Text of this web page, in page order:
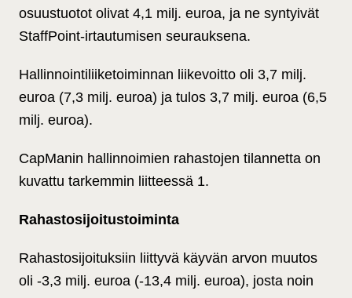
osuustuotot olivat 4,1 milj. euroa, ja ne syntyivät
StaffPoint-irtautumisen seurauksena.
Hallinnointiliiketoiminnan liikevoitto oli 3,7 milj.
euroa (7,3 milj. euroa) ja tulos 3,7 milj. euroa (6,5
milj. euroa).
CapManin hallinnoimien rahastojen tilannetta on
kuvattu tarkemmin liitteessä 1.
Rahastosijoitustoiminta
Rahastosijoituksiin liittyvä käyvän arvon muutos
oli -3,3 milj. euroa (-13,4 milj. euroa), josta noin